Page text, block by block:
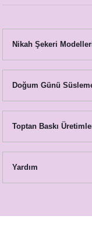
Nikah Şekeri
Doğum Günü
Toptan Baskı
Yardım